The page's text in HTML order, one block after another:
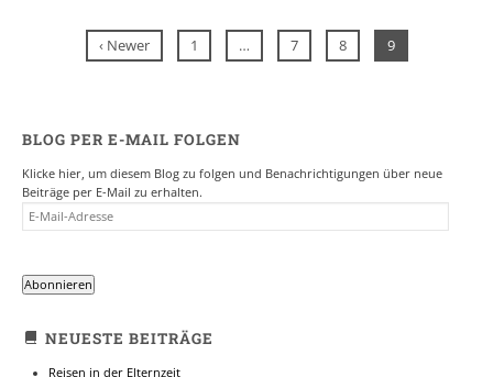
Posts
‹ Newer 1 … 7 8 9
BLOG PER E-MAIL FOLGEN
Klicke hier, um diesem Blog zu folgen und Benachrichtigungen über neue
Beiträge per E-Mail zu erhalten.
E-
MAIL-
Abonnieren
NEUESTE BEITRÄGE
Reisen in der Elternzeit